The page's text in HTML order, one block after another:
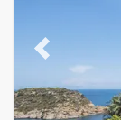
Previous